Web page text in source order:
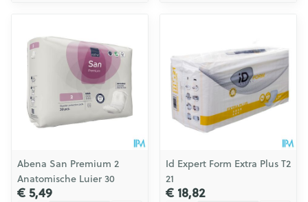
Abena San Premium 2
Anatomische Luier 30
€ 5,49
Id Expert Form Extra Plus T2
21
€ 18,82